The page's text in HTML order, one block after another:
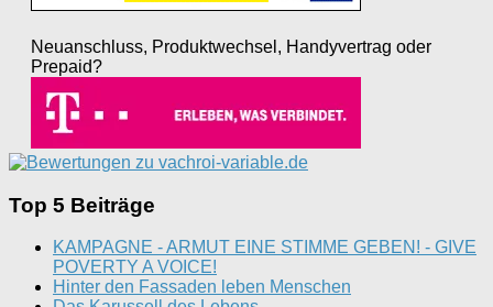
Neuanschluss, Produktwechsel, Handyvertrag oder
Prepaid?
Top 5 Beiträge
KAMPAGNE - ARMUT EINE STIMME GEBEN! - GIVE
POVERTY A VOICE!
Hinter den Fassaden leben Menschen